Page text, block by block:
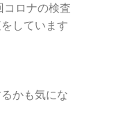
コロナの検査
しています
かも気にな